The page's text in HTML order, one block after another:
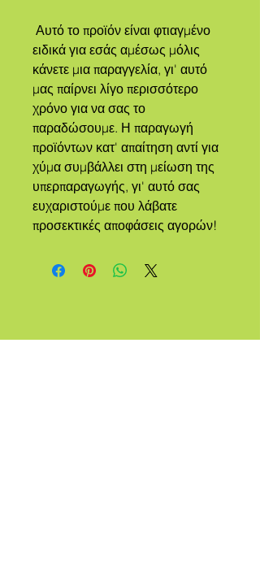
ειδικά για εσάς αμέσως μόλις
κάνετε μια παραγγελία, γι' αυτό
μας παίρνει λίγο περισσότερο
χρόνο για να σας το
παραδώσουμε. Η παραγωγή
προϊόντων κατ' απαίτηση αντί για
χύμα συμβάλλει στη μείωση της
υπερπαραγωγής, γι' αυτό σας
ευχαριστούμε που λάβατε
προσεκτικές αποφάσεις αγορών!
ΕΝΑ